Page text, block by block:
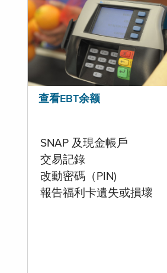
查看EBT余额
SNAP 及現金帳戶
交易記錄
改動密碼（PIN)
報告福利卡遺失或損壞